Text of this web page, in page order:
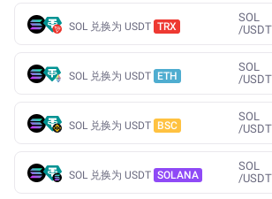
SOL 兑换为 USDT TRX
SOL
/USDT
SOL 兑换为 USDT ETH
SOL
/USDT
SOL 兑换为 USDT BSC
SOL
/USDT
SOL 兑换为 USDT SOLANA
SOL
/USDT